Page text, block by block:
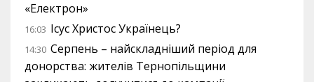
«Електрон»
16:03 Ісус Христос Українець?
14:30 Серпень – найскладніший період для
донорства: жителів Тернопільщини